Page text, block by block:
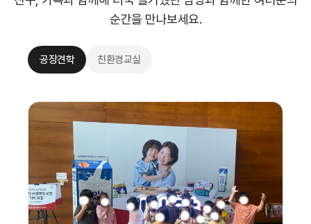
순간을 만나보세요.
공장견학 친환경교실